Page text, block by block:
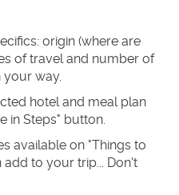
origin (where are
of travel and number of
way.
hotel and meal plan
in Steps" button.
available on "Things to
to your trip... Don't